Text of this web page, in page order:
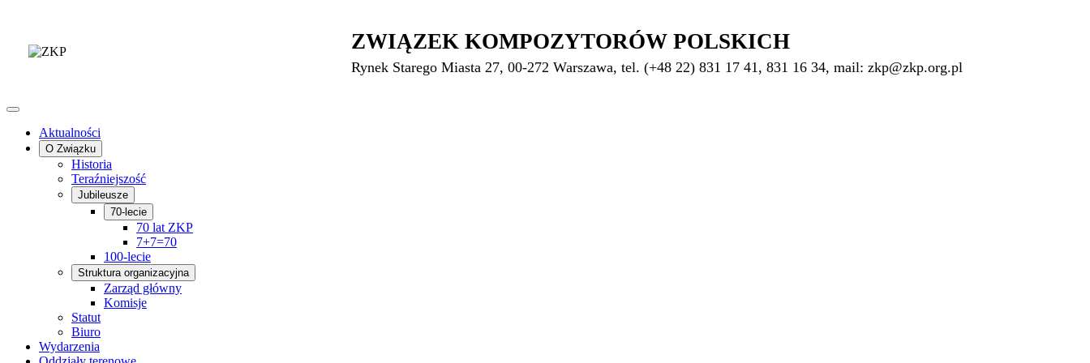
ZWIĄZEK KOMPOZYTORÓW POLSKICH
Rynek Starego Miasta 27, 00-272 Warszawa, tel. (+48 22) 831 17 41, 831 16 34, mail: zkp@zkp.org.pl
Aktualności
O Związku
Historia
Teraźniejszość
Jubileusze
70-lecie
70 lat ZKP
7+7=70
100-lecie
Struktura organizacyjna
Zarząd główny
Komisje
Statut
Biuro
Wydarzenia